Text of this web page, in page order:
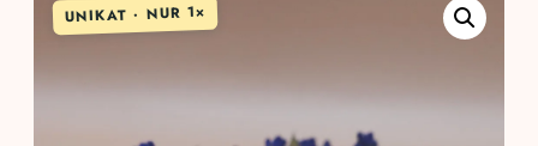
UNIKAT · NUR 1×